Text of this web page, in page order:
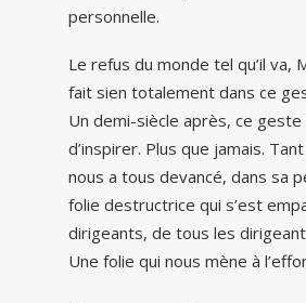
personnelle.
Le refus du monde tel qu’il va,
fait sien totalement dans ce
Un demi-siècle après, ce geste
d’inspirer. Plus que jamais.
nous a tous devancé, dans sa
folie destructrice qui s’est
dirigeants, de tous les
Une folie qui nous mène à